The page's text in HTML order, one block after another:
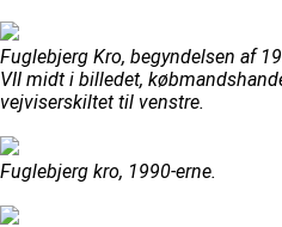
Fuglebjerg Kro, begyndelsen af
VII midt i billedet,
vejviserskiltet til venstre.
Fuglebjerg kro, 1990-erne.